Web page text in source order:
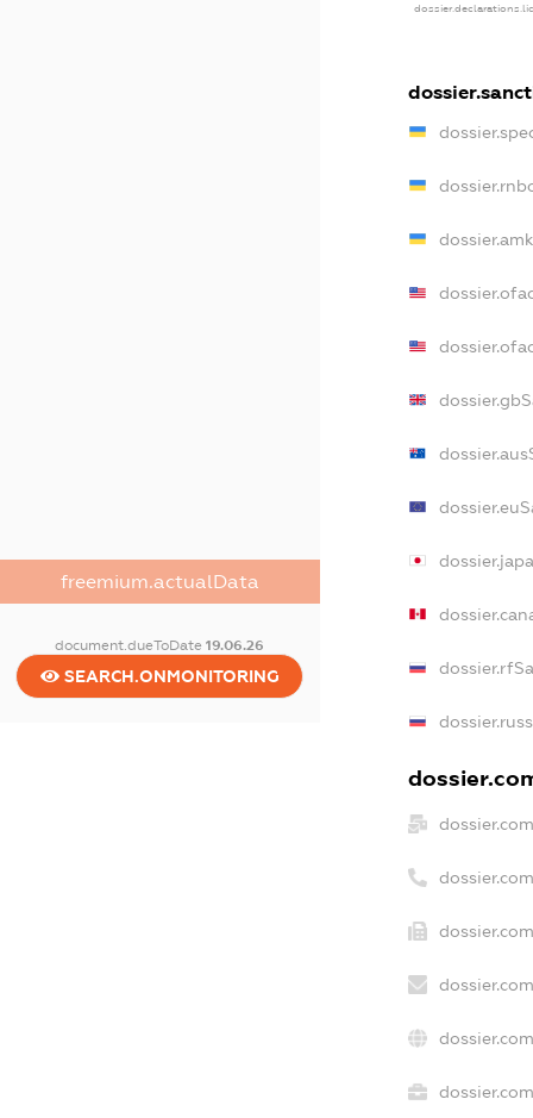
freemium.actualData
document.dueToDate19.06.26
SEARCH.ONMONITORING